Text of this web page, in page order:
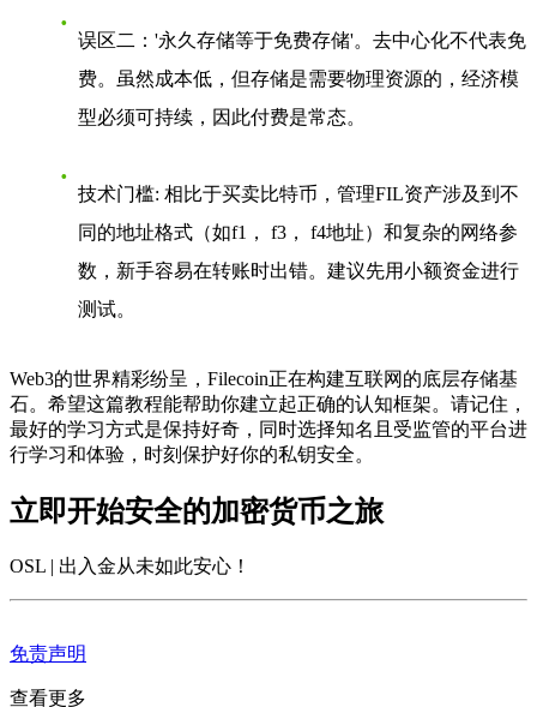
误区二：'永久存储等于免费存储'。去中心化不代表免
费。虽然成本低，但存储是需要物理资源的，经济模
型必须可持续，因此付费是常态。
技术门槛: 相比于买卖比特币，管理FIL资产涉及到不
同的地址格式（如f1， f3， f4地址）和复杂的网络参
数，新手容易在转账时出错。建议先用小额资金进行
测试。
Web3的世界精彩纷呈，Filecoin正在构建互联网的底层存储基
石。希望这篇教程能帮助你建立起正确的认知框架。请记住，
最好的学习方式是保持好奇，同时选择知名且受监管的平台进
行学习和体验，时刻保护好你的私钥安全。
立即开始安全的加密货币之旅
OSL | 出入金从未如此安心 ！
免责声明
查看更多